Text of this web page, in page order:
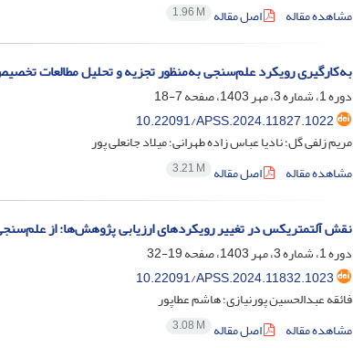
مشاهده مقاله
اصل مقاله 1.96 M
به‌کارگیری رویکرد علم‌سنجی به‌منظور تجزیه و تحلیل مطالعات
دوره 1، شماره 3، مهر 1403، صفحه
7-18
10.22091/APSS.2024.11827.1022
مریم زلفی گل؛ نادیا عباس زاده طهرانی؛ میلاد جانعلی پور
مشاهده مقاله
اصل مقاله 3.21 M
نقش آلتمتریکس در تغییر رویکردهای ارزیابی پژوهش‌ها: از
دوره 1، شماره 3، مهر 1403، صفحه
19-32
10.22091/APSS.2024.11832.1023
فائقه عبدالحسین پورنیازی؛ هاشم عطاپور
مشاهده مقاله
اصل مقاله 3.08 M